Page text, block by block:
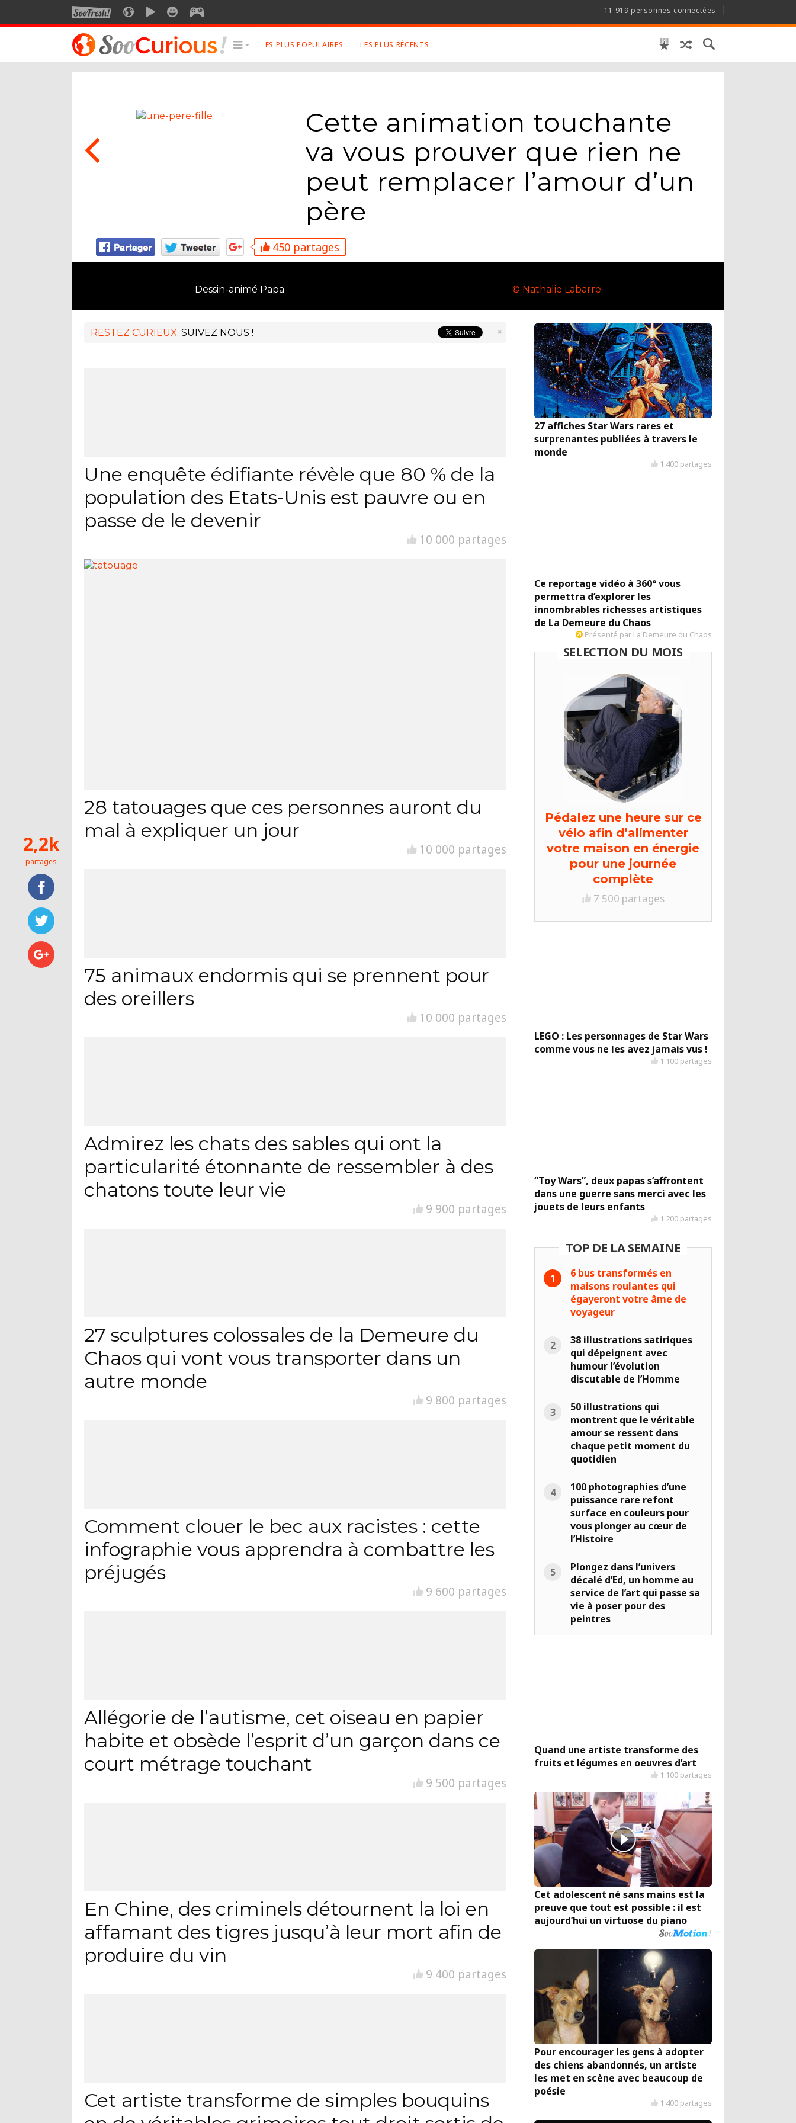
SOOFRESHSOOCURIOUSSOOMOTION
SOOSMILE 11 919 personnes connectées
Voyage
Photographies
Google+
Mentions Légales
LES PLUS POPULAIRES LES PLUS RÉCENTS
Cette animation touchante
va vous prouver que rien ne
peut remplacer l’amour d’un
père
450 partages
Dessin-animé Papa © Nathalie Labarre
×
RESTEZ CURIEUX. SUIVEZ NOUS !
Une enquête édifiante révèle que 80 % de la
population des Etats-Unis est pauvre ou en
passe de le devenir
10 000 partages
28 tatouages que ces personnes auront du
mal à expliquer un jour
10 000 partages
75 animaux endormis qui se prennent pour
des oreillers
10 000 partages
Admirez les chats des sables qui ont la
particularité étonnante de ressembler à des
chatons toute leur vie
9 900 partages
27 sculptures colossales de la Demeure du
Chaos qui vont vous transporter dans un
autre monde
9 800 partages
Comment clouer le bec aux racistes : cette
infographie vous apprendra à combattre les
préjugés
9 600 partages
Allégorie de l’autisme, cet oiseau en papier
habite et obsède l’esprit d’un garçon dans ce
court métrage touchant
9 500 partages
En Chine, des criminels détournent la loi en
affamant des tigres jusqu’à leur mort afin de
produire du vin
9 400 partages
Cet artiste transforme de simples bouquins
27 affiches Star Wars rares et
surprenantes publiées à travers le
monde
1 400 partages
Ce reportage vidéo à 360° vous
permettra d’explorer les
innombrables richesses artistiques
de La Demeure du Chaos
Présenté par La Demeure du Chaos
SELECTION DU MOIS
Pédalez une heure sur ce
vélo afin d’alimenter
votre maison en énergie
pour une journée
complète
7 500 partages
LEGO : Les personnages de Star Wars
comme vous ne les avez jamais vus !
1 100 partages
“Toy Wars”, deux papas s’affrontent
dans une guerre sans merci avec les
jouets de leurs enfants
1 200 partages
TOP DE LA SEMAINE
6 bus transformés en
maisons roulantes qui
égayeront votre âme de
voyageur
38 illustrations satiriques
qui dépeignent avec
humour l’évolution
discutable de l’Homme
50 illustrations qui
montrent que le véritable
amour se ressent dans
chaque petit moment du
quotidien
100 photographies d’une
puissance rare refont
surface en couleurs pour
vous plonger au cœur de
l’Histoire
Plongez dans l’univers
décalé d’Ed, un homme au
service de l’art qui passe sa
vie à poser pour des
peintres
Quand une artiste transforme des
fruits et légumes en oeuvres d’art
1 100 partages
Cet adolescent né sans mains est la
preuve que tout est possible : il est
aujourd’hui un virtuose du piano
Pour encourager les gens à adopter
des chiens abandonnés, un artiste
les met en scène avec beaucoup de
poésie
1 400 partages
2,2k
partages